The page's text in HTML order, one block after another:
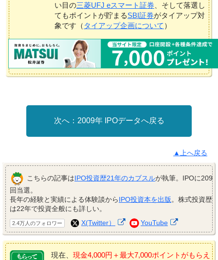
い目の三菱UFJ eスマート証券 、そして落選し
てもポイントが貯まるSBI証券がタイアップ対
象です（ タイアップ企画について ）
2009年 IPOデータへ戻る
▲上へ戻る
こちらの記事はIPO投資歴21年のカブスルが執筆。IPOに209
回当選。
長年の経験と実績による体験談からIPO投資本を出版。株式投資歴
は22年で投資全般にも詳しい。
2.4万人のフォロワー X(Twitter） YouTube
現在、 現金4,000円＋最大7,000ポイントがもらえ